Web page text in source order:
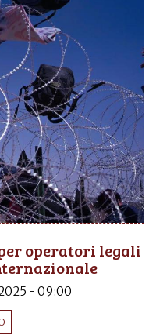
operatori legali
- 09:00